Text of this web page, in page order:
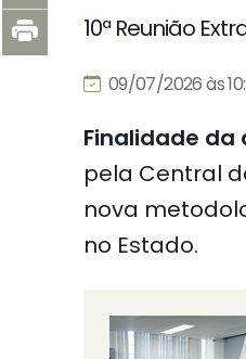
10ª Reunião
09/07/2026 às
Finalidade da
pela Central
nova
no Estado.